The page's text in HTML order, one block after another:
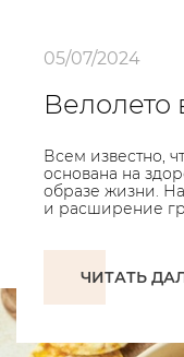
05/07/2024
Велолето
Всем известно,
основана на
образе жизни.
и расширение
ЧИТАТЬ